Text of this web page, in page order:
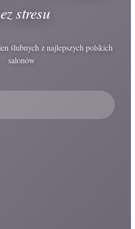
stresu
ślubnych z najlepszych polskich
salonów